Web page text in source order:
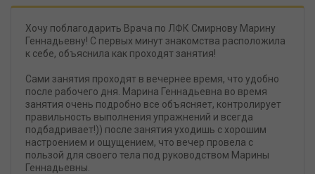
Хочу поблагодарить Врача по ЛФК Смирнову Марину
Геннадьевну! С первых минут знакомства расположила
к себе, объяснила как проходят занятия!
Сами занятия проходят в вечернее время, что удобно
после рабочего дня. Марина Геннадьевна во время
занятия очень подробно все объясняет, контролирует
правильность выполнения упражнений и всегда
подбадривает!)) после занятия уходишь с хорошим
настроением и ощущением, что вечер провела с
пользой для своего тела под руководством Марины
Геннадьевны.